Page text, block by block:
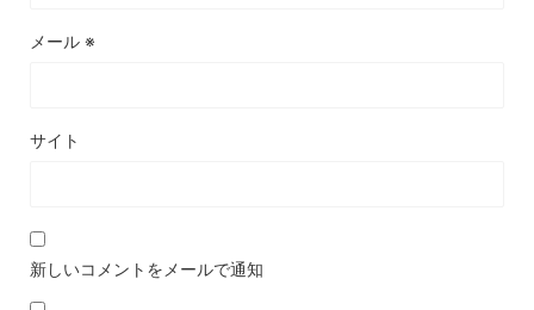
メール ※
サイト
新しいコメントをメールで通知